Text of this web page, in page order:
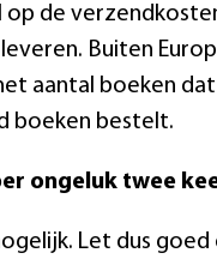
op de
Buiten
aantal boeken
boeken bestelt.
ongeluk twee
Let dus